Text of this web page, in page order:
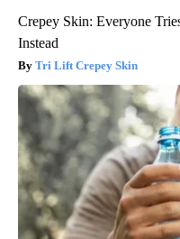
Crepey Skin: Everyone
Instead
Tri Lift Crepey Skin